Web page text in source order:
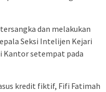
dan melakukan
Seksi Intelijen Kejari
Kantor setempat pada
kredit fiktif, Fifi Fatimah